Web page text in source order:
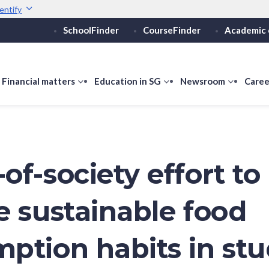
Secure websites use
Share sensitive
SchoolFinder CourseFinder Academic
Financial matters
showEducation in SG
show
SG
Newsroom
show
society effort to
sustainable food
habits in